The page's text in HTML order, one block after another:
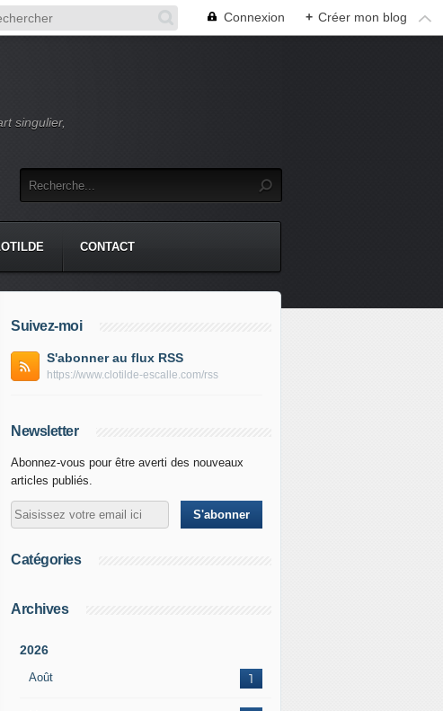
Connexion + Créer mon blog
singulier,
CONTACT
Suivez-moi
S'abonner au flux RSS
https://www.clotilde-escalle.com/rss
Newsletter
Abonnez-vous pour être averti des nouveaux
articles publiés.
Catégories
Archives
2026
Août 1